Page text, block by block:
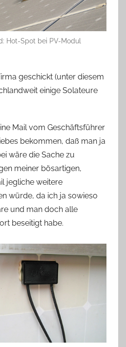
Hot-Spot bei PV-Modul
geschickt (unter diesem
einige Solateure
Mail vom Geschäftsführer
bekommen, daß man ja
wäre die Sache zu
meiner bösartigen,
jegliche weitere
würde, da ich ja sowieso
und man doch alle
beseitigt habe.